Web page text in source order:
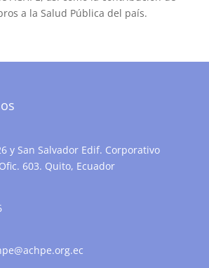
a la Salud Pública del país.
y San Salvador Edif. Corporativo
603. Quito, Ecuador